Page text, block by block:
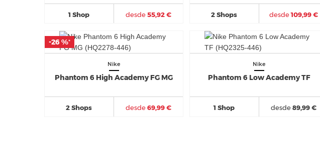
1 Shop desde55,92 € 2 Shops desde109,99 €
Nike
Phantom 6 High Academy FG MG
2 Shops desde69,99 €
-26 %*
-26 %*
Nike
Phantom 6 Low Academy TF
1 Shop desde89,99 €